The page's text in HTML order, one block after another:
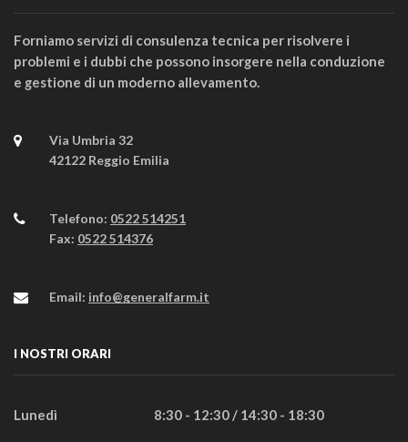
Forniamo servizi di consulenza tecnica per risolvere i
problemi e i dubbi che possono insorgere nella conduzione
e gestione di un moderno allevamento.
Via Umbria 32
42122 Reggio Emilia
Telefono: 0522 514251
Fax: 0522 514376
Email: info@generalfarm.it
I NOSTRI ORARI
Lunedì 8:30 - 12:30 / 14:30 - 18:30